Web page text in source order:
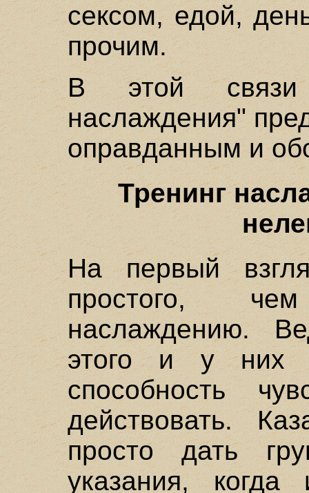
сексом, едой,
прочим.
В этой связи
наслаждения"
оправданным и
Тренинг
На первый
простого,
наслаждению.
этого и у них
способность
действовать.
просто дать
указания,